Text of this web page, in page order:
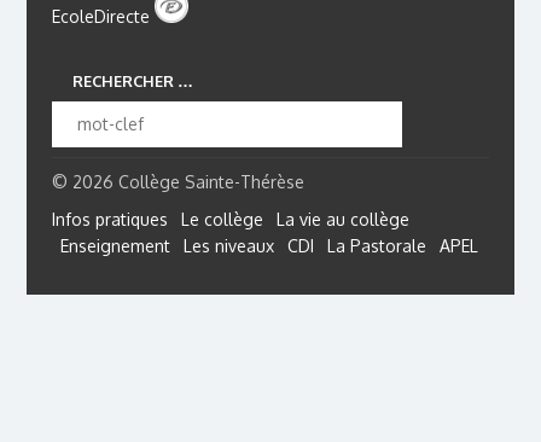
EcoleDirecte
RECHERCHER …
© 2026 Collège Sainte-Thérèse
Infos pratiques
Le collège
La vie au collège
Enseignement
Les niveaux CDI La Pastorale APEL